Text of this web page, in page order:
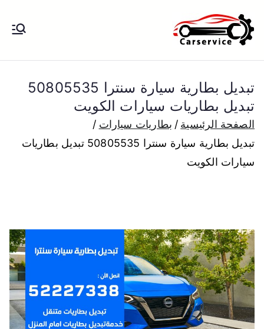
إلى
المحتوى
الكويت
بنشر متنقل الكويت كهرباء وبنشر تبديل
بارخص الاسعار
تبديل بطارية سيارة سنترا 50805535
تبديل بطاريات سيارات الكويت
الصفحة الرئيسية
بطاريات سيارات
تبديل بطارية سيارة سنترا 50805535 تبديل بطاريات
سيارات الكويت